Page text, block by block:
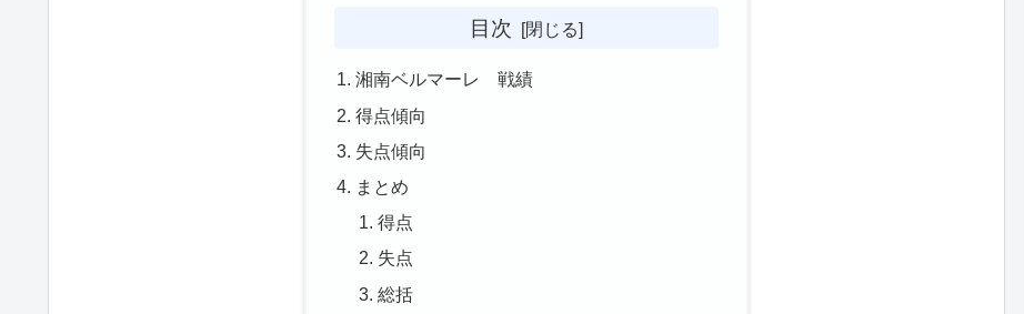
目次
湘南ベルマーレ 戦績
得点傾向
失点傾向
まとめ
得点
失点
総括